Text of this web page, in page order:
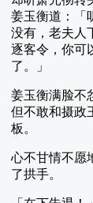
姜玉衡道：「
没有，老夫人
逐客令，你可
了。」
姜玉衡满脸不
但不敢和摄政
板。
心不甘情不愿
了拱手。